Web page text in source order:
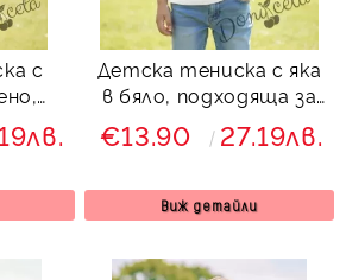
с
за
Детска тениска с яка
в бяло, подходяща за
момче или момиче и за
ученическа униформа
€13.90 27.19лв.
Виж детайли